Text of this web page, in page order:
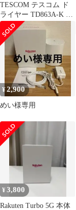
TESCOM テスコム ド
ライヤー TD863A-K マ
イナスイオン ディフュ
ーザー 軽量
¥2,900
めい様専用
¥3,800
Rakuten Turbo 5G 本体